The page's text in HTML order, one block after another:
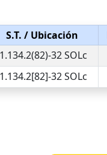
S.T. / Ubicación
32 SOLc
32 SOLc